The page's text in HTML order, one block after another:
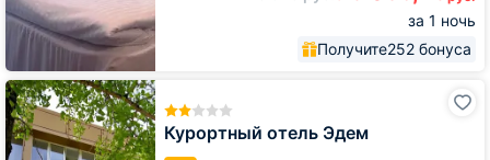
за 1 ночь
Получите252 бонуса
Курортный отель Эдем
Курортный
отель
Эдем